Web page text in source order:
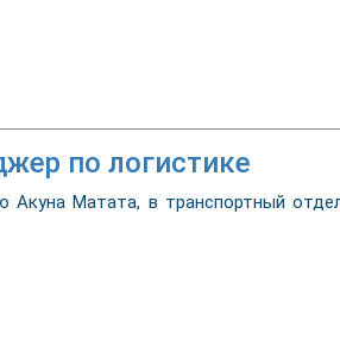
по логистике
Акуна Матата, в транспортный